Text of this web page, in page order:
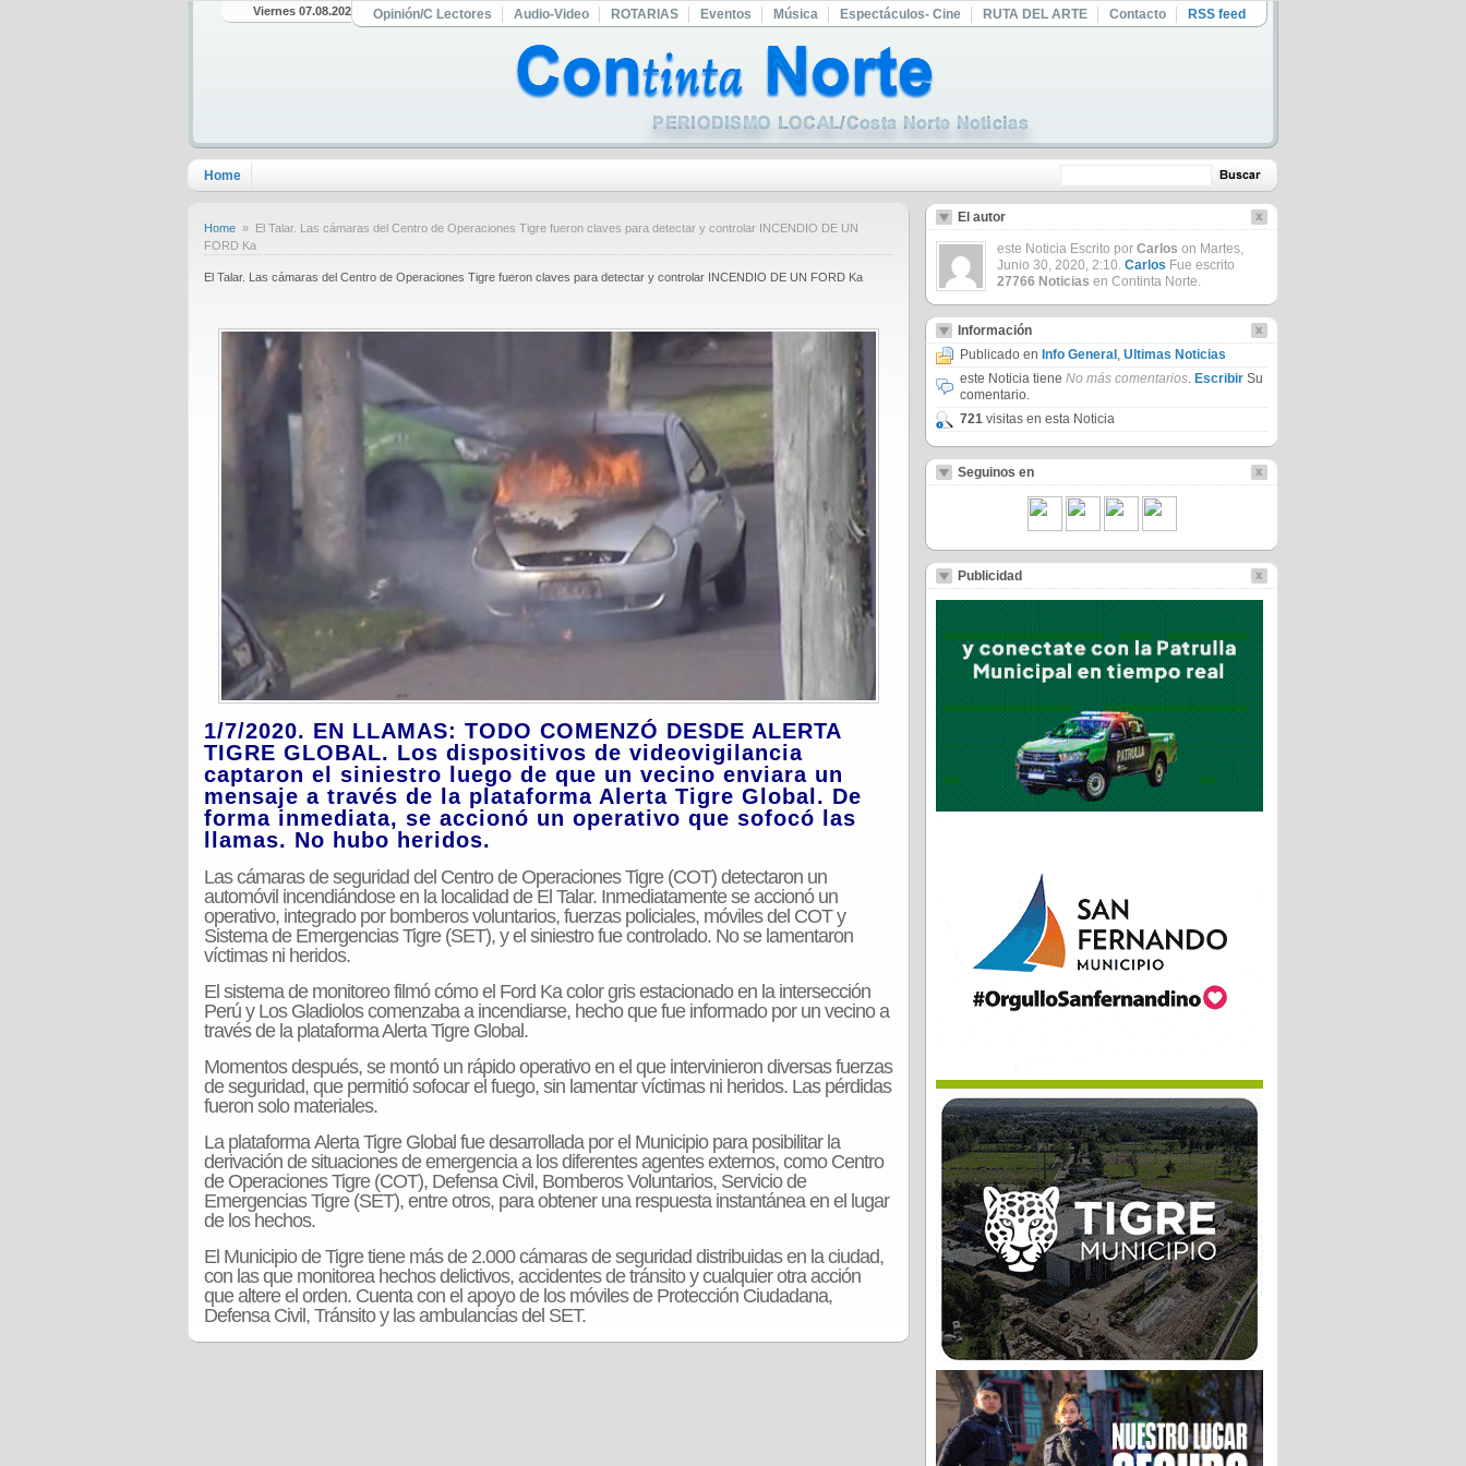
Viernes 07.08.2026 Opinión/C Lectores Audio-Video ROTARIAS Eventos Música Espectáculos- Cine RUTA DEL ARTE Contacto RSS feed
Home
Home » El Talar. Las cámaras del Centro de Operaciones Tigre fueron claves para detectar y controlar INCENDIO DE UN
FORD Ka
El Talar. Las cámaras del Centro de Operaciones Tigre fueron claves para detectar y controlar INCENDIO DE UN FORD Ka
1/7/2020. EN LLAMAS: TODO COMENZÓ DESDE ALERTA
TIGRE GLOBAL. Los dispositivos de videovigilancia
captaron el siniestro luego de que un vecino enviara un
mensaje a través de la plataforma Alerta Tigre Global. De
forma inmediata, se accionó un operativo que sofocó las
llamas. No hubo heridos.
Las cámaras de seguridad del Centro de Operaciones Tigre (COT) detectaron un
automóvil incendiándose en la localidad de El Talar. Inmediatamente se accionó un
operativo, integrado por bomberos voluntarios, fuerzas policiales, móviles del COT y
Sistema de Emergencias Tigre (SET), y el siniestro fue controlado. No se lamentaron
víctimas ni heridos.
El sistema de monitoreo filmó cómo el Ford Ka color gris estacionado en la intersección
Perú y Los Gladiolos comenzaba a incendiarse, hecho que fue informado por un vecino a
través de la plataforma Alerta Tigre Global.
Momentos después, se montó un rápido operativo en el que intervinieron diversas fuerzas
de seguridad, que permitió sofocar el fuego, sin lamentar víctimas ni heridos. Las pérdidas
fueron solo materiales.
La plataforma Alerta Tigre Global fue desarrollada por el Municipio para posibilitar la
derivación de situaciones de emergencia a los diferentes agentes externos, como Centro
de Operaciones Tigre (COT), Defensa Civil, Bomberos Voluntarios, Servicio de
Emergencias Tigre (SET), entre otros, para obtener una respuesta instantánea en el lugar
de los hechos.
El Municipio de Tigre tiene más de 2.000 cámaras de seguridad distribuidas en la ciudad,
con las que monitorea hechos delictivos, accidentes de tránsito y cualquier otra acción
que altere el orden. Cuenta con el apoyo de los móviles de Protección Ciudadana,
Defensa Civil, Tránsito y las ambulancias del SET.
El autor
este Noticia Escrito por Carlos on Martes,
Junio 30, 2020, 2:10. Carlos Fue escrito
27766 Noticias en Continta Norte.
Información
Publicado en Info General , Ultimas Noticias
este Noticia tiene No más comentarios. Escribir Su
comentario.
721 visitas en esta Noticia
Seguinos en
Publicidad